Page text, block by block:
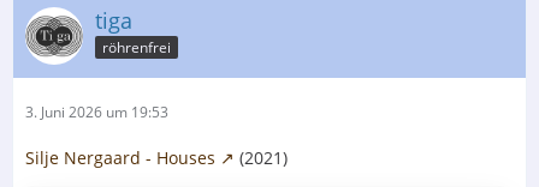
tiga
röhrenfrei
3. Juni 2026 um 19:53
Silje Nergaard - Houses (2021)